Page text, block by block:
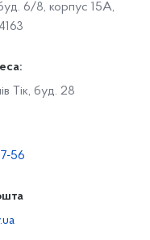
6/8, корпус 15А,
Тік, буд. 28
56